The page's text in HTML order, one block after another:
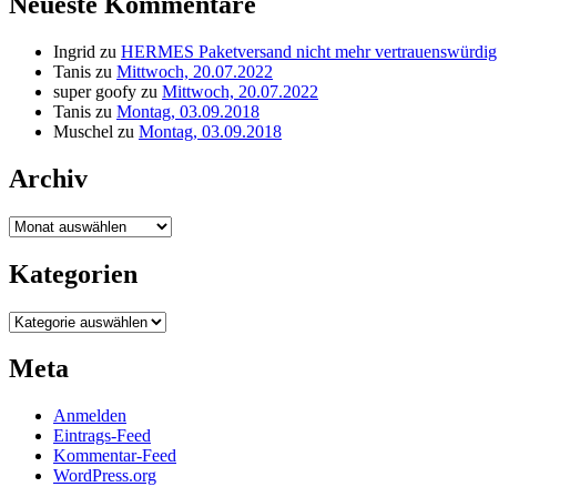
Ingrid zu HERMES Paketversand nicht mehr vertrauenswürdig
Tanis zu Mittwoch, 20.07.2022
super goofy zu Mittwoch, 20.07.2022
Tanis zu Montag, 03.09.2018
Muschel zu Montag, 03.09.2018
Archiv
Archiv
Kategorien
Kategorien
Meta
Anmelden
Eintrags-Feed
Kommentar-Feed
WordPress.org